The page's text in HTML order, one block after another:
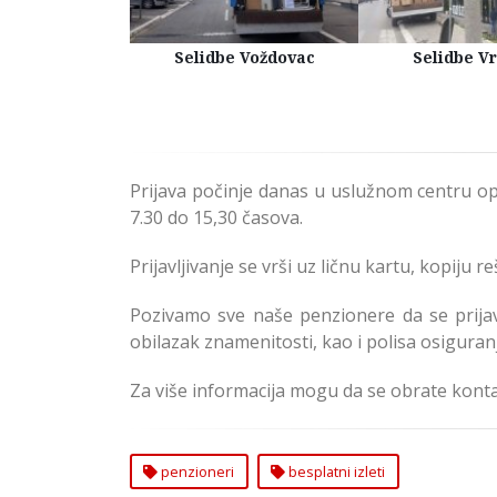
Selidbe Voždovac Selidbe
Prijava počinje danas u uslužnom centru
7.30 do 15,30 časova.
Prijavljivanje se vrši uz ličnu kartu, kopiju
Pozivamo sve naše penzionere da se
obilazak znamenitosti, kao i polisa
Za više informacija mogu da se obrate
penzioneri besplatni izleti